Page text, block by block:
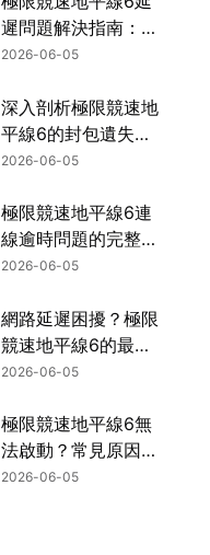
遲問題解決指南：
UU加速器一鍵搞
2026-06-05
深入剖析極限競速地
平線6的封包遺失成
因，並提供最有效的
2026-06-05
極限競速地平線6連
線逾時問題的完整解
決指南！
2026-06-05
網路延遲困擾？極限
競速地平線6的最佳
化技巧與加速方案詳
2026-06-05
極限競速地平線6無
法啟動？常見原因與
解決方法完整彙整！
2026-06-05